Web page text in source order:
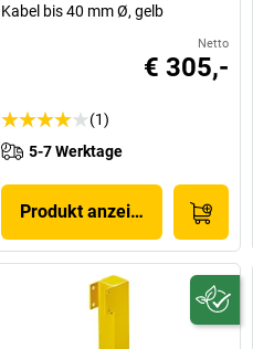
Kabel bis 40 mm Ø, gelb
Netto
€ 305,-
(1)
5-7 Werktage
Produkt anzeigen